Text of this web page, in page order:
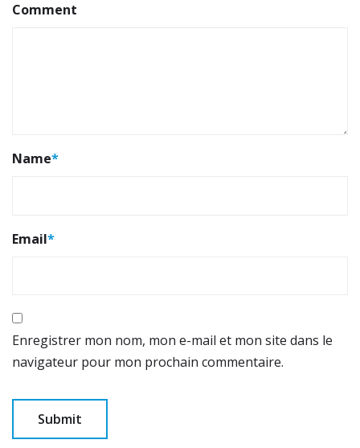
Comment
Name*
Email*
Enregistrer mon nom, mon e-mail et mon site dans le
navigateur pour mon prochain commentaire.